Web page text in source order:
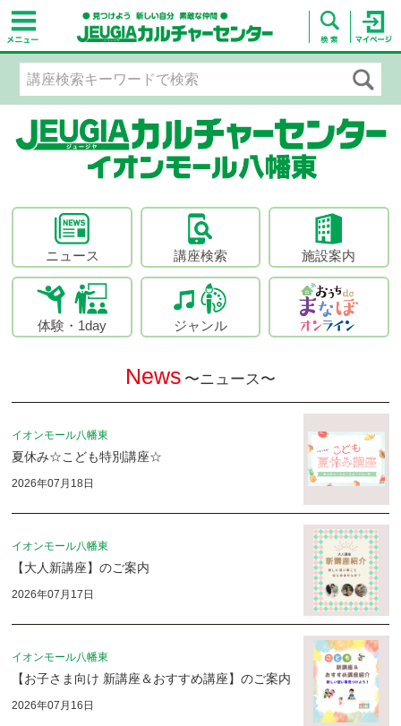
ニュース 講座検索 施設案内
体験・1day ジャンル
News 〜ニュース〜
イオンモール八幡東
夏休み☆こども特別講座☆
2026年07月18日
イオンモール八幡東
【大人新講座】のご案内
2026年07月17日
イオンモール八幡東
【お子さま向け 新講座＆おすすめ講座】のご案内
2026年07月16日